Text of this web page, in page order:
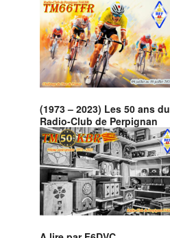
(1973 – 2023) Les 50 ans du
Radio-Club de Perpignan